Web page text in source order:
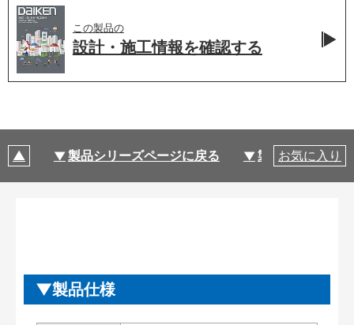
この製品の
設計・施工情報を確認する
製品シリーズページに戻る 製品仕様
お気に入り
製品仕様